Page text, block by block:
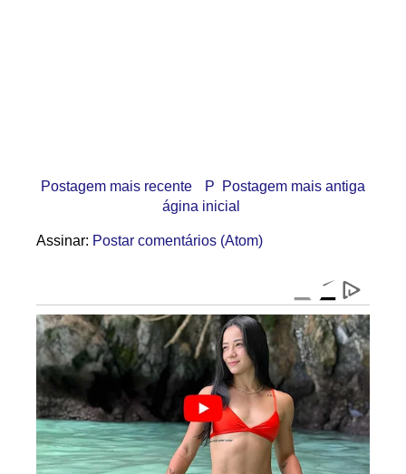
Postagem mais recente Postagem mais antiga
P
ágina inicial
Assinar: Postar comentários (Atom)